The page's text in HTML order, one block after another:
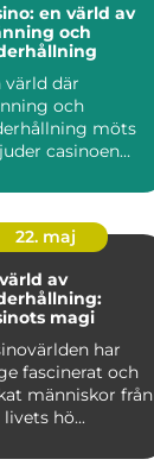
en värld av
och
värld där
och
möts
casinoen
22. maj
av
magi
har
fascinerat och
människor från
livets hö...